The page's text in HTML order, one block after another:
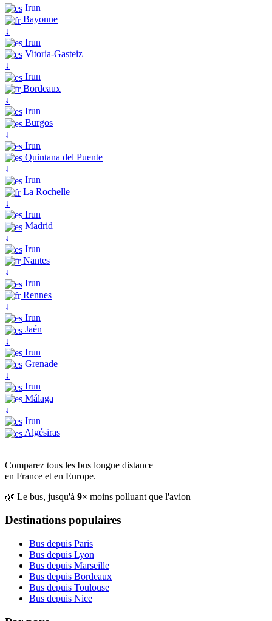
Irun
Bayonne
↓
Irun
Vitoria-Gasteiz
↓
Irun
Bordeaux
↓
Irun
Burgos
↓
Irun
Quintana del Puente
↓
Irun
La Rochelle
↓
Irun
Madrid
↓
Irun
Nantes
↓
Irun
Rennes
↓
Irun
Jaén
↓
Irun
Grenade
↓
Irun
Málaga
↓
Irun
Algésiras
Comparez tous les bus longue distance
en France et en Europe.
🌿 Le bus, jusqu'à 9× moins polluant que l'avion
Destinations populaires
Bus depuis Paris
Bus depuis Lyon
Bus depuis Marseille
Bus depuis Bordeaux
Bus depuis Toulouse
Bus depuis Nice